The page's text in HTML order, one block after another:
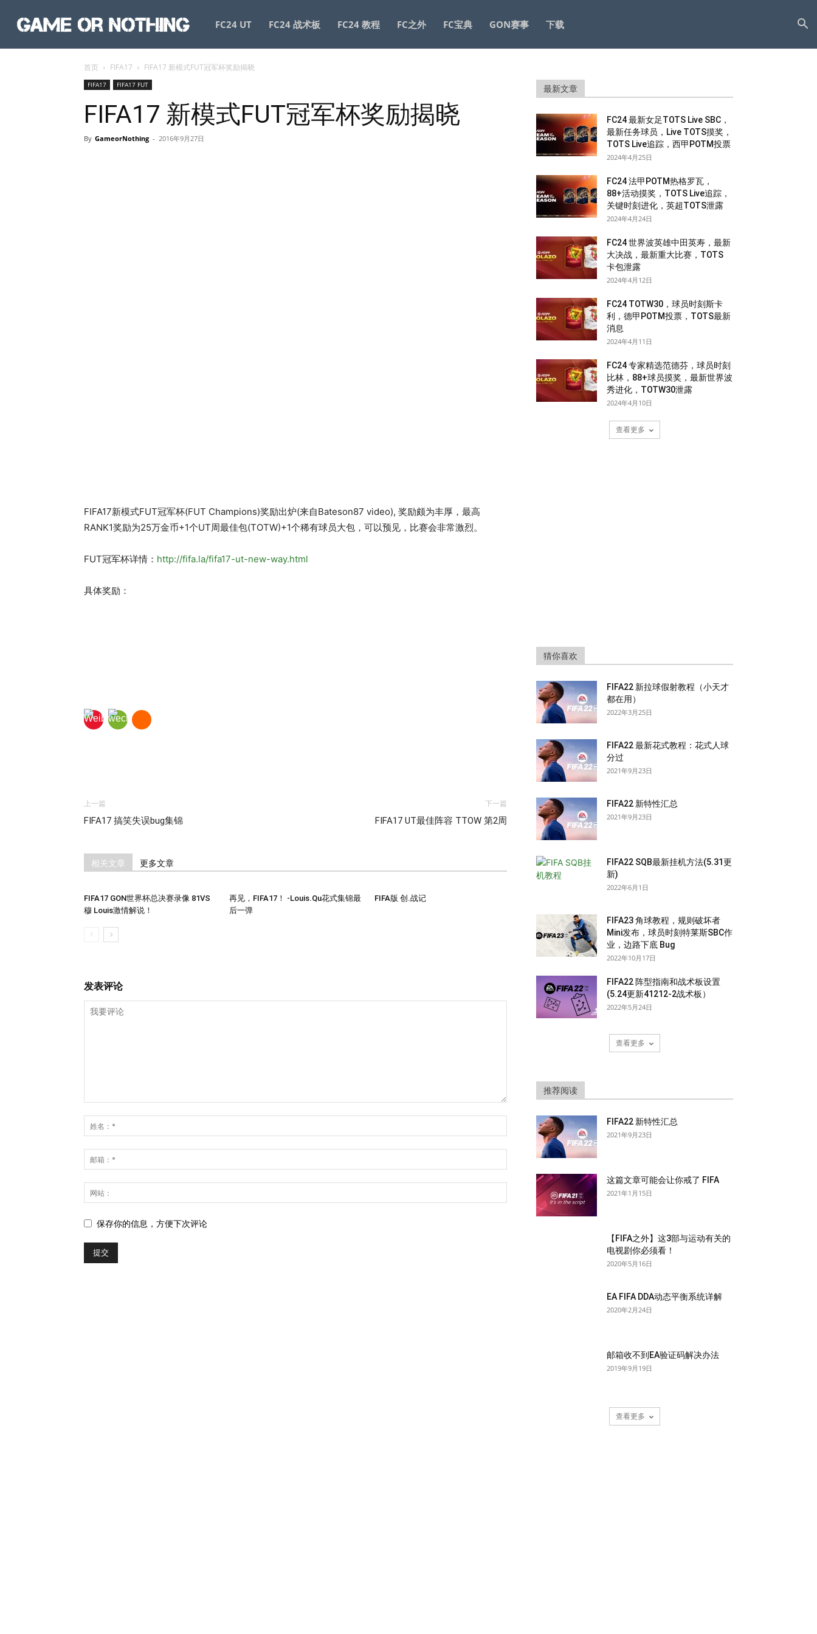
GameorNothing
FC24 UT FC24 战术板 FC24 教程 FC之外 FC宝典 GON赛事 下载
首页 FIFA17 FIFA17 新模式FUT冠军杯奖励揭晓
FIFA17 FIFA17 FUT
FIFA17 新模式FUT冠军杯奖励揭晓
By GameorNothing - 2016年9月27日
FIFA17新模式FUT冠军杯(FUT Champions)奖励出炉(来自Bateson87 video), 奖励颇为丰厚，最高
RANK1奖励为25万金币+1个UT周最佳包(TOTW)+1个稀有球员大包，可以预见，比赛会非常激烈。
FUT冠军杯详情： http://fifa.la/fifa17-ut-new-way.html
具体奖励：
上一篇
FIFA17 搞笑失误bug集锦
下一篇
FIFA17 UT最佳阵容 TTOW 第2周
相关文章 更多文章
FIFA17 GON世界杯总决赛录像 81VS
穆 Louis激情解说！
再见，FIFA17！ -Louis.Qu花式集锦最
后一弹
FIFA版 创.战记
发表评论
保存你的信息，方便下次评论
最新文章
FC24 最新女足TOTS Live SBC，
最新任务球员，Live TOTS摸奖，
TOTS Live追踪，西甲POTM投票
2024年4月25日
FC24 法甲POTM热格罗瓦，
88+活动摸奖，TOTS Live追踪，
关键时刻进化，英超TOTS泄露
2024年4月24日
FC24 世界波英雄中田英寿，最新
大决战，最新重大比赛，TOTS
卡包泄露
2024年4月12日
FC24 TOTW30，球员时刻斯卡
利，德甲POTM投票，TOTS最新
消息
2024年4月11日
FC24 专家精选范德芬，球员时刻
比林，88+球员摸奖，最新世界波
秀进化，TOTW30泄露
2024年4月10日
查看更多
猜你喜欢
FIFA22 新拉球假射教程（小天才
都在用）
2022年3月25日
FIFA22 最新花式教程：花式人球
分过
2021年9月23日
FIFA22 新特性汇总
2021年9月23日
FIFA22 SQB最新挂机方法(5.31更
新)
2022年6月1日
FIFA23 角球教程，规则破坏者
Mini发布，球员时刻特莱斯SBC作
业，边路下底 Bug
2022年10月17日
FIFA22 阵型指南和战术板设置
(5.24更新41212-2战术板）
2022年5月24日
查看更多
推荐阅读
FIFA22 新特性汇总
2021年9月23日
这篇文章可能会让你戒了 FIFA
2021年1月15日
【FIFA之外】这3部与运动有关的
电视剧你必须看！
2020年5月16日
EA FIFA DDA动态平衡系统详解
2020年2月24日
邮箱收不到EA验证码解决办法
2019年9月19日
查看更多